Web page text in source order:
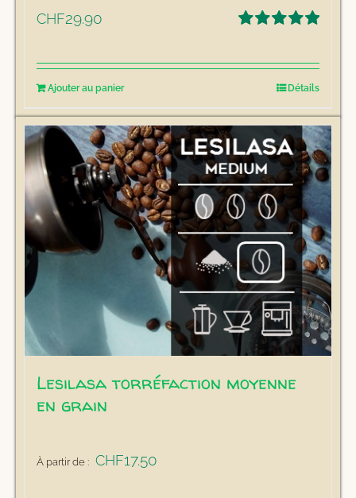
CHF29.90
Ajouter au panier Détails
Lesilasa torréfaction moyenne
en grain
À partir de : CHF17.50